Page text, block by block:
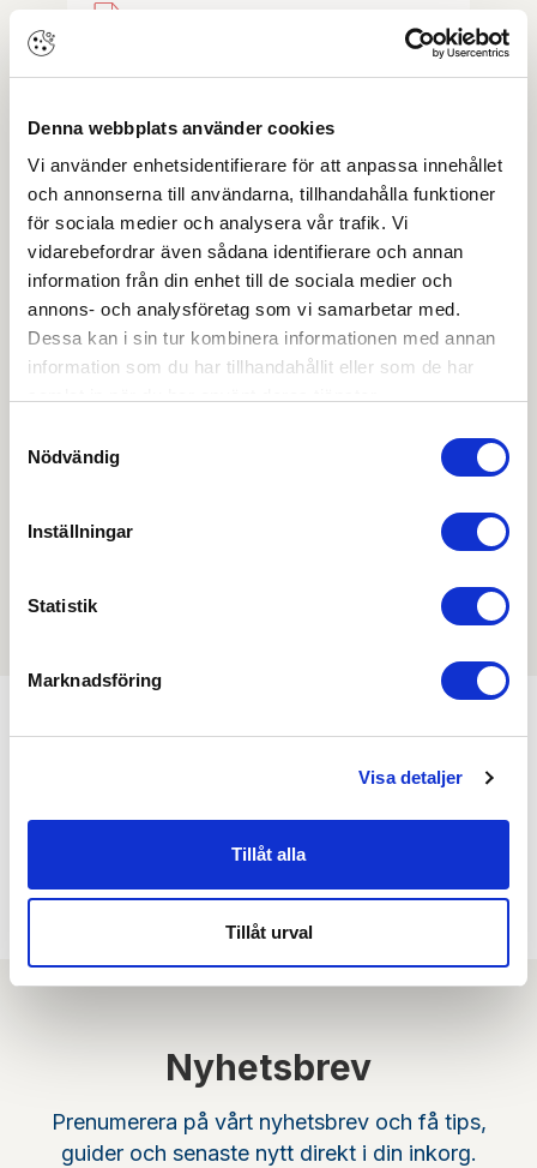
Denna webbplats använder cookies
Vi använder enhetsidentifierare för att anpassa innehållet
och annonserna till användarna, tillhandahålla funktioner
för sociala medier och analysera vår trafik. Vi
vidarebefordrar även sådana identifierare och annan
information från din enhet till de sociala medier och
annons- och analysföretag som vi samarbetar med.
Dessa kan i sin tur kombinera informationen med annan
information som du har tillhandahållit eller som de har
Nödvändig
Inställningar
Statistik
Marknadsföring
Visa detaljer
Tillåt alla
Tillåt urval
uppdaterade dokument hos leverantören. Vi jobbar
löpande med att säkerställa att våra dokument är så
aktuella som möjligt.
Skapa konto Logga in
Skapa inloggning, bli företagskund eller logga in för att
övriga dokument.
Det finns ännu ingen film för denna produkt
Min köphistorik
Nyhetsbrev
Prenumerera på vårt nyhetsbrev och få tips,
guider och senaste nytt direkt i din inkorg.